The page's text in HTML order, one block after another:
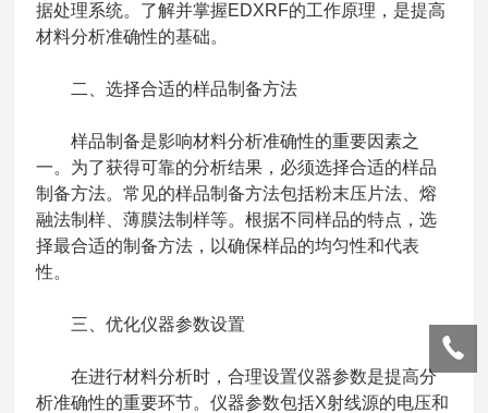
据处理系统。了解并掌握EDXRF的工作原理，是提高
材料分析准确性的基础。
二、选择合适的样品制备方法
样品制备是影响材料分析准确性的重要因素之
一。为了获得可靠的分析结果，必须选择合适的样品
制备方法。常见的样品制备方法包括粉末压片法、熔
融法制样、薄膜法制样等。根据不同样品的特点，选
择最合适的制备方法，以确保样品的均匀性和代表
性。
三、优化仪器参数设置
在进行材料分析时，合理设置仪器参数是提高分
析准确性的重要环节。仪器参数包括X射线源的电压和